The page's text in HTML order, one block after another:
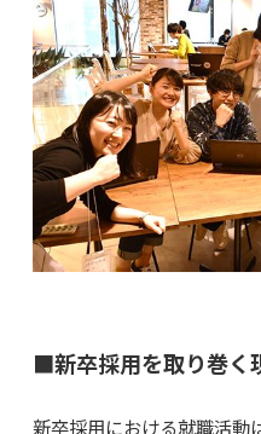
■新卒採用を取り巻く
新卒採用における就職活動